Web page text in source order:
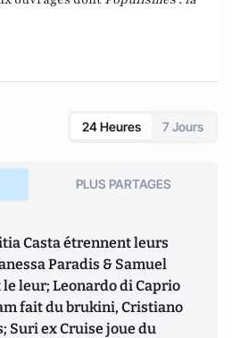
24 Heures 7 Jours
PLUS PARTAGES
Casta étrennent leurs
Paradis & Samuel
leur; Leonardo di Caprio
fait du brukini, Cristiano
Suri ex Cruise joue du